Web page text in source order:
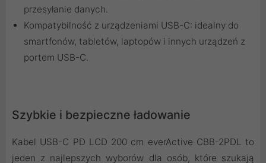
przesyłanie danych.
Kompatybilność z urządzeniami USB-C: idealny do
smartfonów, tabletów, laptopów i innych urządzeń z
portem USB-C.
Szybkie i bezpieczne ładowanie
Kabel USB-C PD LCD 200 cm everActive CBB-2PDL to
jeden z najlepszych wyborów dla osób, które szukają